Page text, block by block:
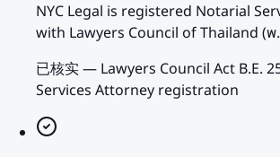
NYC Legal is registered Notarial
with Lawyers Council of Thailand (พ
已核实— Lawyers Council Act B.E.
Services Attorney registration